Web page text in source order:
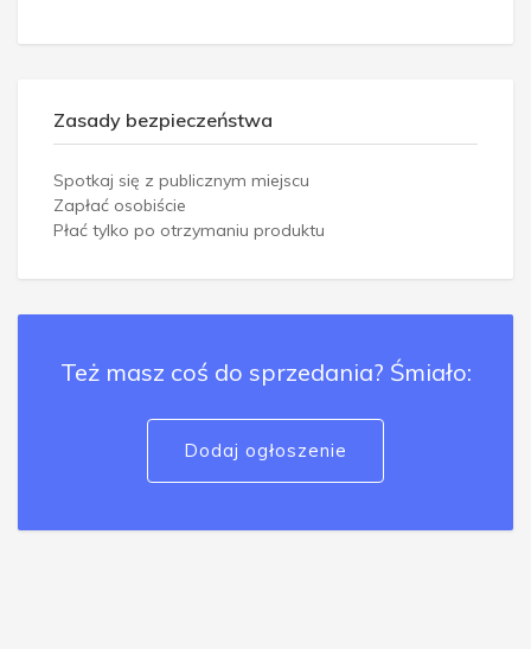
Zasady bezpieczeństwa
Spotkaj się z publicznym miejscu
Zapłać osobiście
Płać tylko po otrzymaniu produktu
Też masz coś do sprzedania? Śmiało:
Dodaj ogłoszenie